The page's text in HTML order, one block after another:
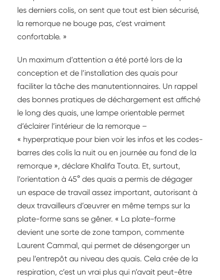
les derniers colis, on sent que tout est bien sécurisé,
la remorque ne bouge pas, c’est vraiment
confortable. »
Un maximum d’attention a été porté lors de la
conception et de l’installation des quais pour
faciliter la tâche des manutentionnaires. Un rappel
des bonnes pratiques de déchargement est affiché
le long des quais, une lampe orientable permet
d’éclairer l’intérieur de la remorque –
« hyperpratique pour bien voir les infos et les codes-
barres des colis la nuit ou en journée au fond de la
remorque », déclare Khalifa Touta. Et, surtout,
l’orientation à 45° des quais a permis de dégager
un espace de travail assez important, autorisant à
deux travailleurs d’œuvrer en même temps sur la
plate-forme sans se gêner. « La plate-forme
devient une sorte de zone tampon, commente
Laurent Cammal, qui permet de désengorger un
peu l’entrepôt au niveau des quais. Cela crée de la
respiration, c’est un vrai plus qui n’avait peut-être